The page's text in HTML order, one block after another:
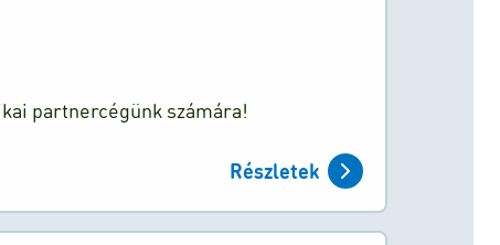
partnercégünk számára!
Részletek